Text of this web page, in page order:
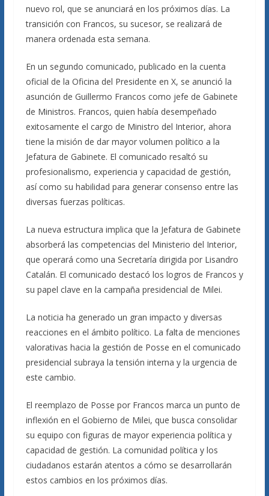
nuevo rol, que se anunciará en los próximos días. La
transición con Francos, su sucesor, se realizará de
manera ordenada esta semana.
En un segundo comunicado, publicado en la cuenta
oficial de la Oficina del Presidente en X, se anunció la
asunción de Guillermo Francos como jefe de Gabinete
de Ministros. Francos, quien había desempeñado
exitosamente el cargo de Ministro del Interior, ahora
tiene la misión de dar mayor volumen político a la
Jefatura de Gabinete. El comunicado resaltó su
profesionalismo, experiencia y capacidad de gestión,
así como su habilidad para generar consenso entre las
diversas fuerzas políticas.
La nueva estructura implica que la Jefatura de Gabinete
absorberá las competencias del Ministerio del Interior,
que operará como una Secretaría dirigida por Lisandro
Catalán. El comunicado destacó los logros de Francos y
su papel clave en la campaña presidencial de Milei.
La noticia ha generado un gran impacto y diversas
reacciones en el ámbito político. La falta de menciones
valorativas hacia la gestión de Posse en el comunicado
presidencial subraya la tensión interna y la urgencia de
este cambio.
El reemplazo de Posse por Francos marca un punto de
inflexión en el Gobierno de Milei, que busca consolidar
su equipo con figuras de mayor experiencia política y
capacidad de gestión. La comunidad política y los
ciudadanos estarán atentos a cómo se desarrollarán
estos cambios en los próximos días.